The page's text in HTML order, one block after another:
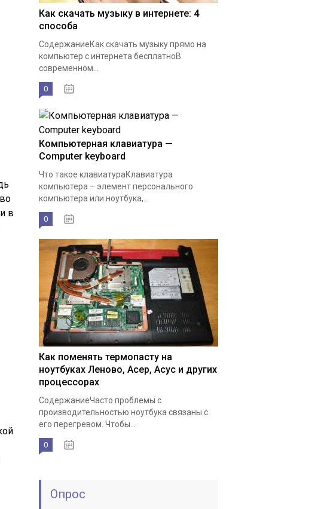
в
Как скачать музыку в интернете: 4
способа
СодержаниеКак скачать музыку прямо на
компьютер с интернета бесплатноВ
современном...
0
Компьютерная клавиатура —
Computer keyboard
Что такое клавиатураКлавиатура
компьютера – элемент персонального
компьютера или ноутбука,...
0
Как поменять термопасту на
ноутбуках Леново, Асер, Асус и других
процессорах
СодержаниеЧасто проблемы с
производительностью ноутбука связаны с
его перегревом. Чтобы...
0
Опрос